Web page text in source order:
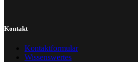
Kontakt
Kontaktformular
Wissenswertes